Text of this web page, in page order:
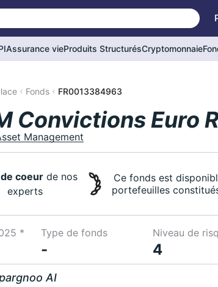
Assurance vieProduits StructurésCryptomonnaie
Fonds FR0013384963
Convictions Euro
Management
coeurde nos
experts
Ce fonds est
portefeuilles
* Type de fonds
-
Niveau de
4
AI